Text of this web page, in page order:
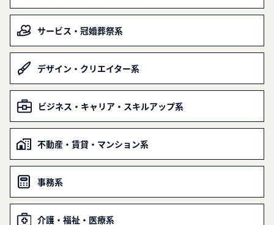
サービス・冠婚葬祭系
デザイン・クリエイター系
ビジネス・キャリア・スキルアップ系
不動産・賃貸・マンション系
事務系
介護・福祉・医療系